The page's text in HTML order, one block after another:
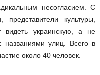
несогласием. С
культуры,
видеть украинскую, а не
названиями улиц. Всего в
около 40 человек.